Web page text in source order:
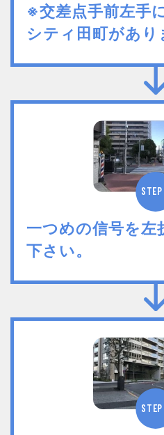
※交差点手前左手
シティ田町があり
一つめの信号を左
下さい。